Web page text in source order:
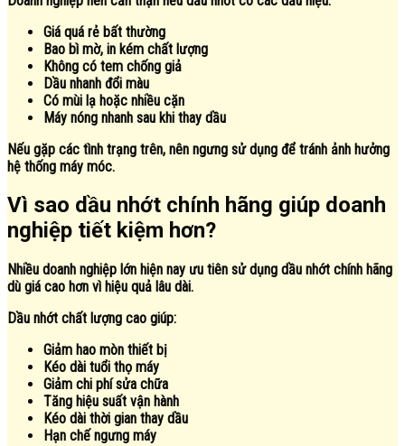
Giá quá rẻ bất thường
Bao bì mờ, in kém chất lượng
Không có tem chống giả
Dầu nhanh đổi màu
Có mùi lạ hoặc nhiều cặn
Máy nóng nhanh sau khi thay dầu
Nếu gặp các tình trạng trên, nên ngưng sử dụng để tránh ảnh hưởng
hệ thống máy móc.
Vì sao dầu nhớt chính hãng giúp doanh
nghiệp tiết kiệm hơn?
Nhiều doanh nghiệp lớn hiện nay ưu tiên sử dụng dầu nhớt chính hãng
dù giá cao hơn vì hiệu quả lâu dài.
Dầu nhớt chất lượng cao giúp:
Giảm hao mòn thiết bị
Kéo dài tuổi thọ máy
Giảm chi phí sửa chữa
Tăng hiệu suất vận hành
Kéo dài thời gian thay dầu
Hạn chế ngưng máy